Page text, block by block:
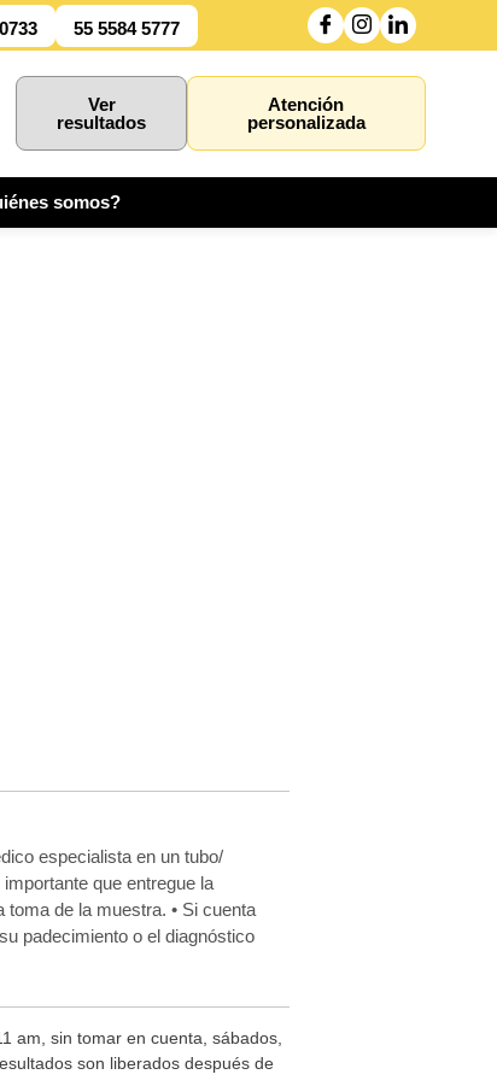
55 5584 5777
Ver
resultados
Atención
personalizada
somos?
especialista en un tubo/
que entregue la
de la muestra. • Si cuenta
padecimiento o el diagnóstico
am, sin tomar en cuenta, sábados,
son liberados después de